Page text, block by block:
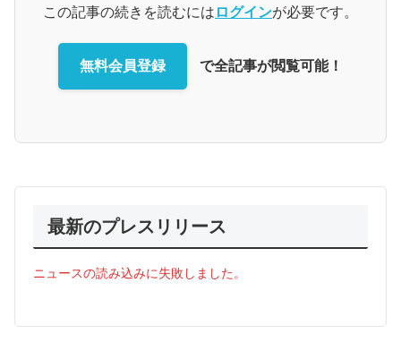
この記事の続きを読むには ログインが必要です。
無料会員登録 で全記事が閲覧可能！
最新のプレスリリース
ニュースの読み込みに失敗しました。